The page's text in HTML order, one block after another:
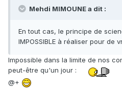
Mehdi MIMOUNE a dit :
En tout cas, le principe de
IMPOSSIBLE à réaliser pour de
Impossible dans la limite de nos
peut-être qu'un jour :
@+